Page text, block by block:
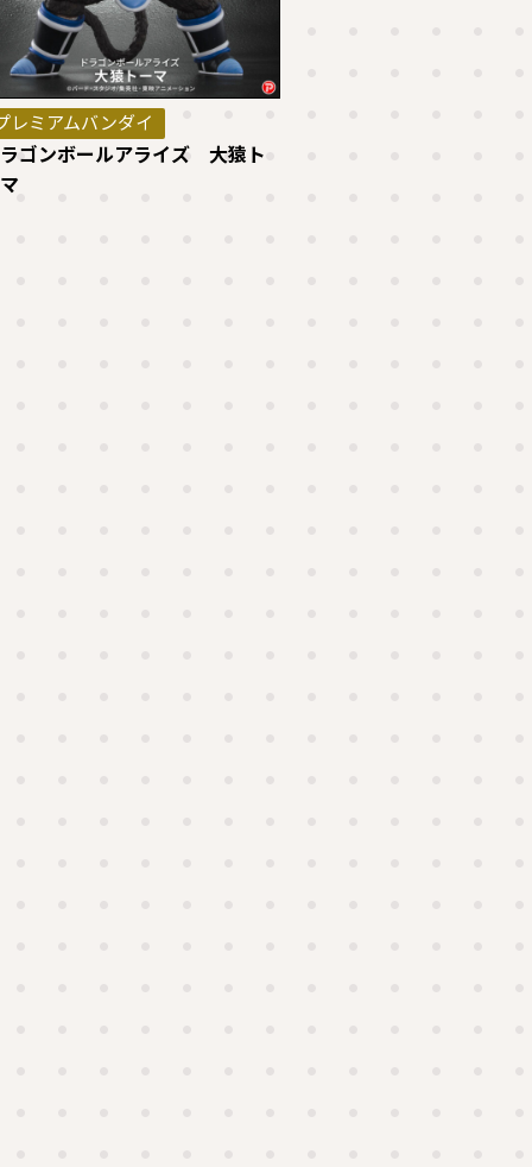
レミアムバンダイ
ゴンボールアライズ 大猿ト